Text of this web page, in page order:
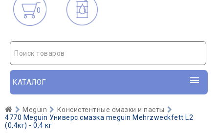
0
Поиск товаров
КАТАЛОГ
Meguin
Консистентные смазки и пасты
4770 Meguin Универс.смазка meguin Mehrzweckfett L2
(0,4кг) - 0,4 кг